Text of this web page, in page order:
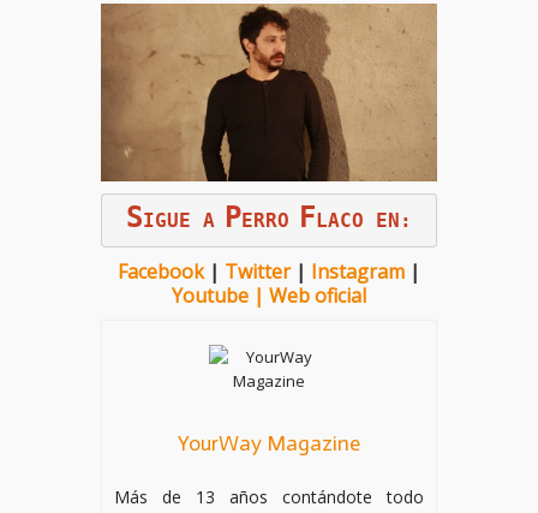
SIGUE A PERRO F LACO EN:
Facebook| Twitter| Instagram |
Youtube | Web oficial
YourWay Magazine
Más de 13 años contándote todo